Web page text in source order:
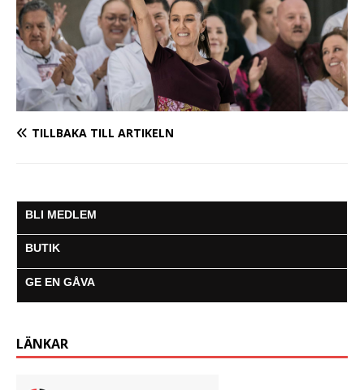
TILLBAKA TILL ARTIKELN
BLI MEDLEM
BUTIK
GE EN GÅVA
LÄNKAR